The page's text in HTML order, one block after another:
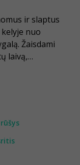
ir slaptus
nuo
Žaisdami
laivą,
pasigėrėsite
kur jie
stalo
apžiūrėsite
pereisite tiltą,
išgirsite keletą